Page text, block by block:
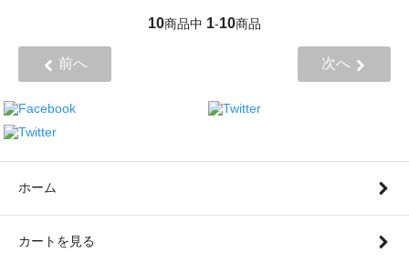
10商品中 1-10商品
前へ 次へ
ホーム
カートを見る